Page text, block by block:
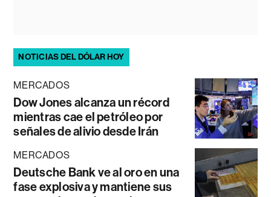
NOTICIAS DEL DÓLAR HOY
MERCADOS
Dow Jones alcanza un récord
mientras cae el petróleo por
señales de alivio desde Irán
MERCADOS
Deutsche Bank ve al oro en una
fase explosiva y mantiene sus